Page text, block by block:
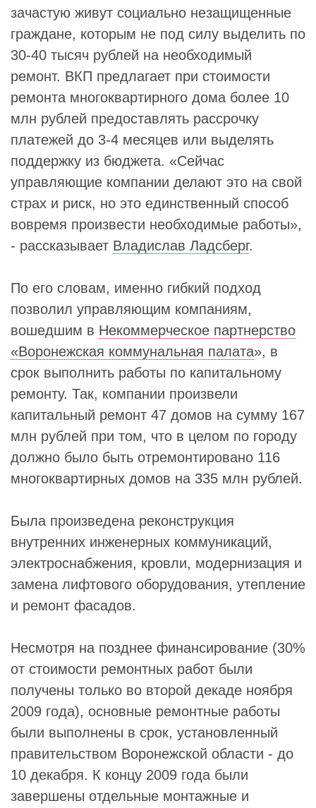
зачастую живут социально незащищенные
граждане, которым не под силу выделить по
30-40 тысяч рублей на необходимый
ремонт. ВКП предлагает при стоимости
ремонта многоквартирного дома более 10
млн рублей предоставлять рассрочку
платежей до 3-4 месяцев или выделять
поддержку из бюджета. «Сейчас
управляющие компании делают это на свой
страх и риск, но это единственный способ
вовремя произвести необходимые работы»,
- рассказывает Владислав Ладсберг.
По его словам, именно гибкий подход
позволил управляющим компаниям,
вошедшим в Некоммерческое партнерство
«Воронежская коммунальная палата», в
срок выполнить работы по капитальному
ремонту. Так, компании произвели
капитальный ремонт 47 домов на сумму 167
млн рублей при том, что в целом по городу
должно было быть отремонтировано 116
многоквартирных домов на 335 млн рублей.
Была произведена реконструкция
внутренних инженерных коммуникаций,
электроснабжения, кровли, модернизация и
замена лифтового оборудования, утепление
и ремонт фасадов.
Несмотря на позднее финансирование (30%
от стоимости ремонтных работ были
получены только во второй декаде ноября
2009 года), основные ремонтные работы
были выполнены в срок, установленный
правительством Воронежской области - до
10 декабря. К концу 2009 года были
завершены отдельные монтажные и